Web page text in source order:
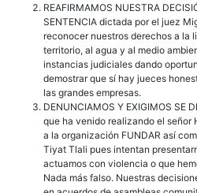
REAFIRMAMOS NUESTRA
SENTENCIA dictada por el juez
reconocer nuestros derechos a la
territorio, al agua y al medio
instancias judiciales dando
demostrar que sí hay jueces
las grandes empresas.
DENUNCIAMOS Y EXIGIMOS SE
que ha venido realizando el señor
a la organización FUNDAR así
Tiyat Tlali pues intentan
actuamos con violencia o que
Nada más falso. Nuestras